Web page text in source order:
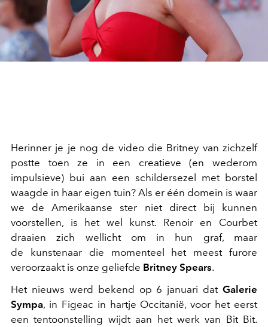
Herinner je je nog de video die Britney van zichzelf
postte toen ze in een creatieve (en wederom
impulsieve) bui aan een schildersezel met borstel
waagde in haar eigen tuin? Als er één domein is waar
we de Amerikaanse ster niet direct bij kunnen
voorstellen, is het wel kunst. Renoir en Courbet
draaien zich wellicht om in hun graf, maar
de kunstenaar die momenteel het meest furore
veroorzaakt is onze geliefde Britney Spears.
Het nieuws werd bekend op 6 januari dat Galerie
Sympa, in Figeac in hartje Occitanië, voor het eerst
een tentoonstelling wijdt aan het werk van Bit Bit.